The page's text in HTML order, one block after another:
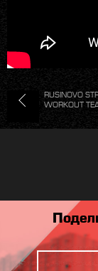
RUSINOVO
WORKOUT